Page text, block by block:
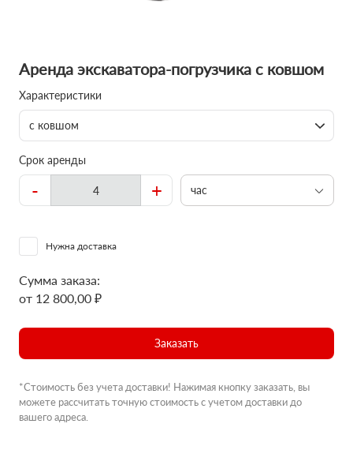
Аренда экскаватора-погрузчика с ковшом
Характеристики
с ковшом
Срок аренды
- + час
Нужна доставка
Сумма заказа:
от 12 800,00 ₽
Заказать
*Стоимость без учета доставки! Нажимая кнопку заказать, вы
можете рассчитать точную стоимость с учетом доставки до
вашего адреса.